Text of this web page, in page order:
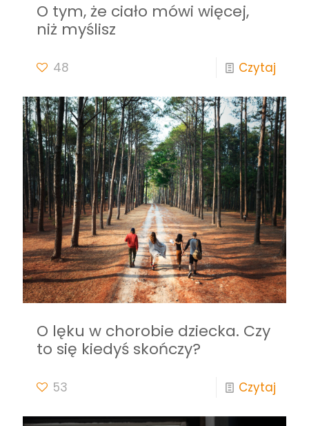
O tym, że ciało mówi więcej,
niż myślisz
48 Czytaj
O lęku w chorobie dziecka. Czy
to się kiedyś skończy?
53 Czytaj